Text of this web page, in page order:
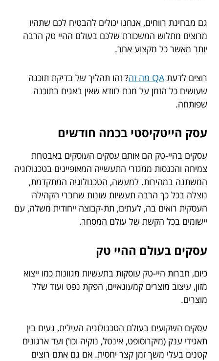
גם מבחינת רווחים, אנחנו יכולים להבטיח לכם שתהיו
מרוצים מתלוש המשכורת שלכם בעולם ההיי טק הרבה
יותר מאשר כל מקצוע אחר.
רוצים לדעת QA מה זה
? זהו תהליך של בדיקת תוכנה
שעושים כל הזמן על מנת לוודא שאין באגים בתוכנה
שפותחה.
עסק הייטקיסטי בכמה חודשים
עסקים בהיי-טק הם אותם עסקים העוסקים באבטחת
צמיחה והכנסות ממגזרי התעשייה המאופיינים בטכנולוגיה
המשתנה במהירות. למעשה, הטכנולוגיה המתקדמת,
נוצלה בכל כך הרבה תעשיות שונות שחברי הקהילה
העסקית רואים בה, לעתים, תת-קבוצה ייחודית משלה, עם
יישומים בכל הקשת של עולם המסחר.
עסקים בעולם ההיי טק
כיום, חברות היי-טק עוסקות בתעשיות מגוונות כמו ייצוא
מזון, עיצוב מוצרים קמעונאיים, הפקת נפט ועוד שלל
מוצרים.
עסקים השקועים בעולם הטכנולוגיה העילית, נעים בין
תאגידי ענק (מיקרוסופט, אינטל, נוקיה וכו') ועד ארגונים
קטנים בעלי משך זמן קצר יחסית. אם גם אתם רוצים